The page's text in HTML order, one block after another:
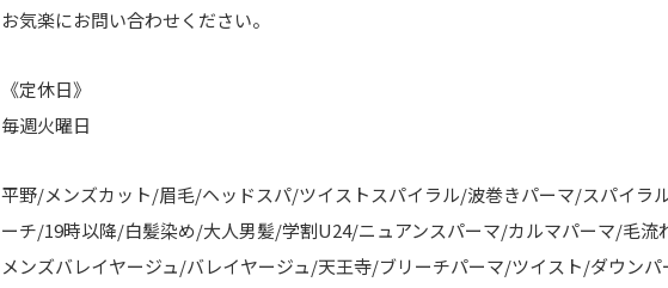
お気楽にお問い合わせください。
《定休日》
毎週火曜日
平野/メンズカット/眉毛/ヘッドスパ/ツイストスパイラル/波巻きパーマ/スパイラ
ーチ/19時以降/白髪染め/大人男髪/学割U24/ニュアンスパーマ/カルマパーマ/毛
メンズバレイヤージュ/バレイヤージュ/天王寺/ブリーチパーマ/ツイスト/ダウン